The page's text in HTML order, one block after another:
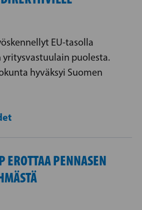
EU-tasolla
puolesta.
hyväksyi Suomen
EROTTAA PENNASEN